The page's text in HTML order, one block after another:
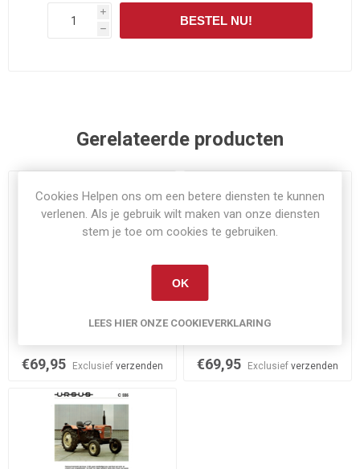
i
h
BESTEL NU!
Gerelateerde producten
Ursus C 360 geel
€69,95 Exclusief verzenden
Ursus C 360 rood
€69,95 Exclusiefverzenden
Cookies Helpen ons om een betere diensten te kunnen
verlenen. Als je gebruik wilt maken van onze diensten
stem je toe om cookies te gebruiken.
OK
LEES HIER ONZE COOKIEVERKLARING